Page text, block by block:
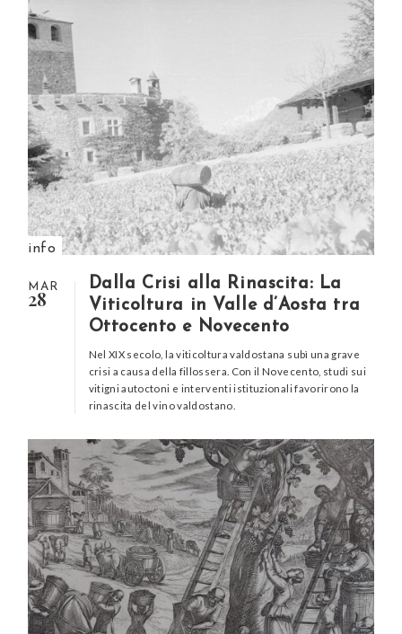
info
MAR
28
Dalla Crisi alla Rinascita: La
Viticoltura in Valle d’Aosta tra
Ottocento e Novecento
Nel XIX secolo, la viticoltura valdostana subì una grave
crisi a causa della fillossera. Con il Novecento, studi sui
vitigni autoctoni e interventi istituzionali favorirono la
rinascita del vino valdostano.